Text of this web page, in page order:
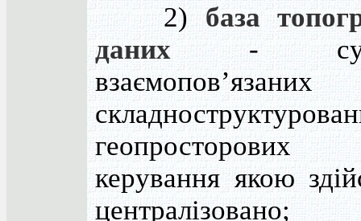
2) база
даних -
взаємопов’язаних
керування якою
централізовано;